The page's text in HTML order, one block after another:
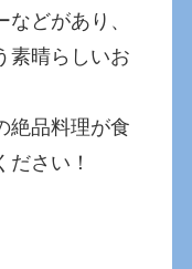
どがあり、
素晴らしいお
絶品料理が食
さい！